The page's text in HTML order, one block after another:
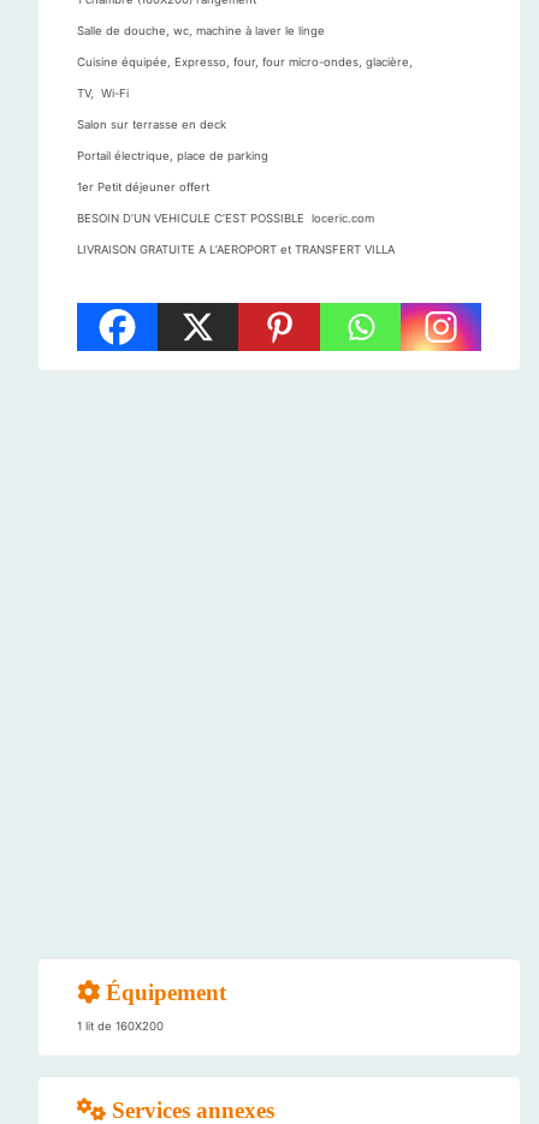
Salle de douche, wc, machine à laver le linge
Cuisine équipée, Expresso, four, four micro-ondes, glacière,
TV, Wi-Fi
Salon sur terrasse en deck
Portail électrique, place de parking
1er Petit déjeuner offert
BESOIN D’UN VEHICULE C’EST POSSIBLE loceric.com
LIVRAISON GRATUITE A L’AEROPORT et TRANSFERT VILLA
Équipement
1 lit de 160X200
Services annexes